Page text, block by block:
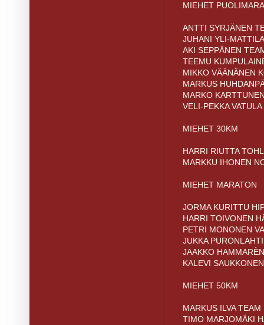
MIEHET
ANTTI SYRJÄNEN
JUHANI YLI-
AKI SEPPÄNEN
TEEMU
MIKKO VÄÄNÄNEN
MARKUS
MARKO
VELI-PEKKA
MIEHET 30KM
HARRI RIUTTA
MARKKU IHONEN
MIEHET MARATON
JORMA KURITTU
HARRI TOIVONEN
PETRI MONONEN
JUKKA
JAAKKO
KALEVI
MIEHET 50KM
MARKUS ILVA
TIMO MARJOMÄKI